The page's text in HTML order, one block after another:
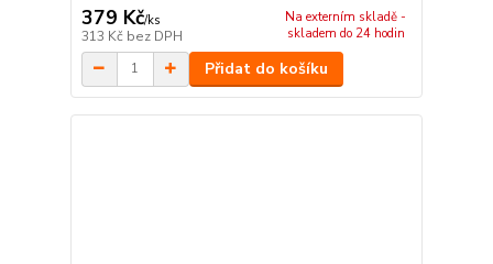
379 Kč/ks
313 Kč bez DPH
Na externím skladě -
skladem do 24 hodin
Přidat do košíku